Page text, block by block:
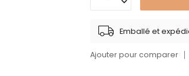
Emballé et
Ajouter pour comparer